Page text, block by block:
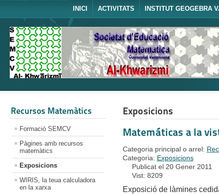
INICI ACTIVITATS INSTITUT GEOGEBRA
Recursos Matemàtics
Formació SEMCV
Pàgines amb recursos
matemàtics
Exposicions
WIRIS, la teua calculadora
en la xarxa
Exposicions
Matemáticas a la
Categoria principal o arrel:
Categoria: Exposicions
Publicat el 20 Gener 2011
Vist: 8209
Exposició de làmines